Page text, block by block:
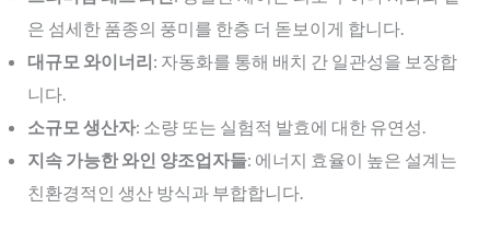
은 섬세한 품종의 풍미를 한층 더 돋보이게 합니다.
대규모 와이너리: 자동화를 통해 배치 간 일관성을 보장합
니다.
소규모 생산자: 소량 또는 실험적 발효에 대한 유연성.
지속 가능한 와인 양조업자들: 에너지 효율이 높은 설계는
친환경적인 생산 방식과 부합합니다.